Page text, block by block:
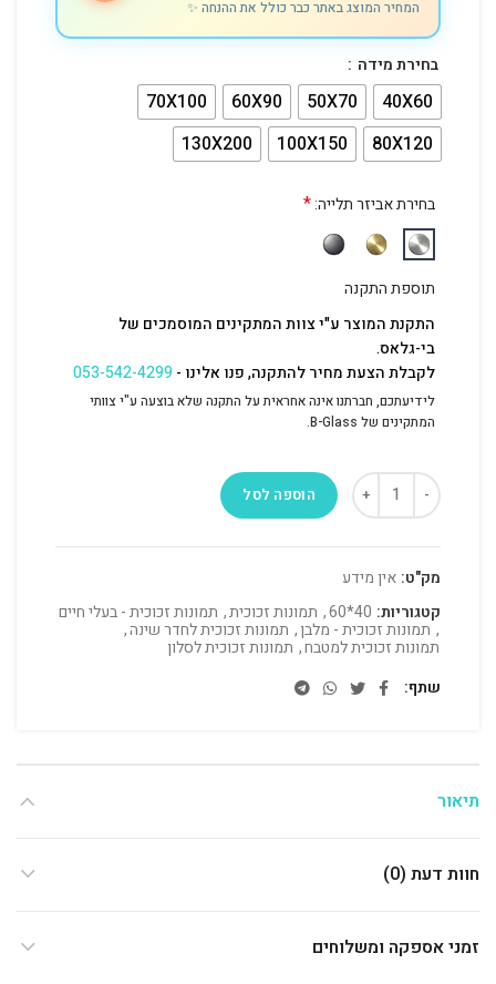
המחיר המוצג באתר כבר כולל את ההנחה ✨
בחירת מידה
40X60
50X70
60X90
70X100
80X120
100X150
130X200
בחירת אביזר תלייה:*
תוספת התקנה
התקנת המוצר ע"י צוות המתקינים המוסמכים של
בי-גלאס.
לקבלת הצעת מחיר להתקנה, פנו אלינו -053-542-4299
לידיעתכם, חברתנו אינה אחראית על התקנה שלא בוצעה ע"י צוותי
המתקינים של B-Glass.
הוספה לסל
מק"ט: אין מידע
קטגוריות: 40*60
, תמונות זכוכית, תמונות זכוכית - בעלי חיים
, תמונות זכוכית - מלבן, תמונות זכוכית לחדר שינה,
תמונות זכוכית למטבח, תמונות זכוכית לסלון
שתף
תיאור
חוות דעת (0)
זמני אספקה ומשלוחים